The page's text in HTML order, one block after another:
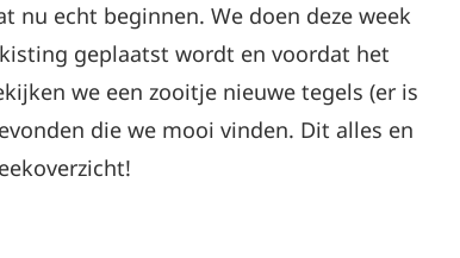
nu echt beginnen. We doen deze week
geplaatst wordt en voordat het
we een zooitje nieuwe tegels (er is
die we mooi vinden. Dit alles en